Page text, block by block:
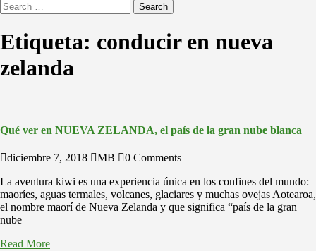
Search
Etiqueta: conducir en nueva
zelanda
Qué ver en NUEVA ZELANDA, el país de la gran nube blanca
diciembre 7, 2018 MB
0 Comments
La aventura kiwi es una experiencia única en los confines del mundo:
maoríes, aguas termales, volcanes, glaciares y muchas ovejas Aotearoa,
el nombre maorí de Nueva Zelanda y que significa “país de la gran
nube
Read More